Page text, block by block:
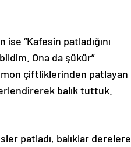
“Kafesin patladığını
Ona da şükür”
çiftliklerinden patlayan
balık tuttuk.
patladı, balıklar derelere